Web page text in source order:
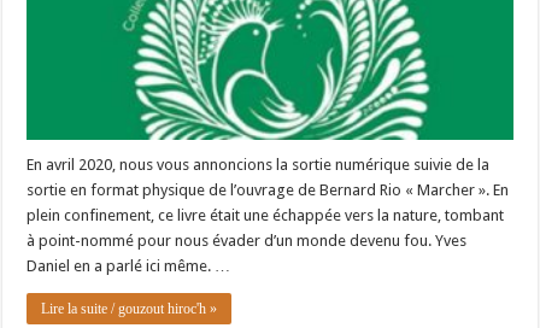
En avril 2020, nous vous annoncions la sortie numérique suivie de la
sortie en format physique de l’ouvrage de Bernard Rio « Marcher ». En
plein confinement, ce livre était une échappée vers la nature, tombant
à point-nommé pour nous évader d’un monde devenu fou. Yves
Daniel en a parlé ici même. …
Lire la suite / gouzout hiroc'h »